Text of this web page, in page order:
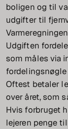
boligen og til
udgifter til
Udgiften
som måles via
Oftest betaler
over året, som
Hvis forbruget
lejeren penge